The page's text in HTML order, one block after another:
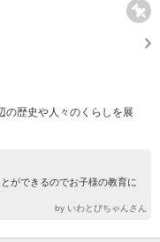
の歴史や人々のくらしを展
ができるのでお子様の教育に
by いわとびちゃんさん